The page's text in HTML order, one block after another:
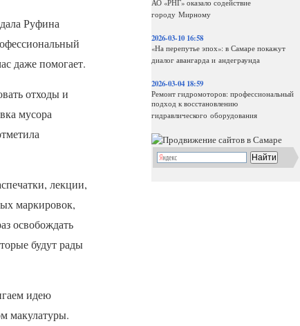
АО «РНГ» оказало содействие
городу Мирному
2026-03-10 16:58
«На перепутье эпох»: в Самаре покажут
диалог авангарда и андеграунда
2026-03-04 18:59
Ремонт гидромоторов: профессиональный
подход к восстановлению
гидравлического оборудования
Руфина
даже помогает.
отходы и
мусора
лекции,
маркировок,
освобождать
будут рады
идею
макулатуры.